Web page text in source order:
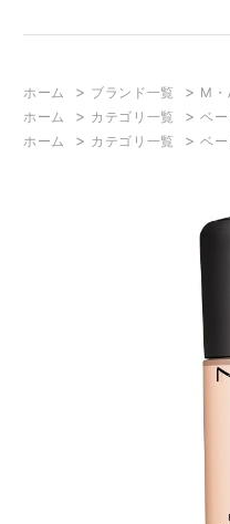
ホーム > ブランド一覧 > M・
ホーム
> カテゴリ一覧 >ベ
ホーム
> カテゴリ一覧 >ベ